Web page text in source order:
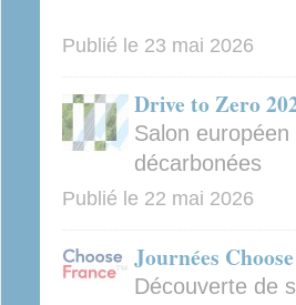
Publié le 23 mai 2026
Drive to Zero
Salon
décarbonées
Publié le 22 mai 2026
Journées
Découverte de